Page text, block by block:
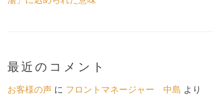
最近のコメント
お客様の声 に フロントマネージャー 中島 より